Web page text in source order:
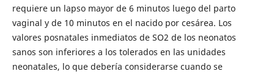
requiere un lapso mayor de 6 minutos luego del parto
vaginal y de 10 minutos en el nacido por cesárea. Los
valores posnatales inmediatos de SO2 de los neonatos
sanos son inferiores a los tolerados en las unidades
neonatales, lo que debería considerarse cuando se